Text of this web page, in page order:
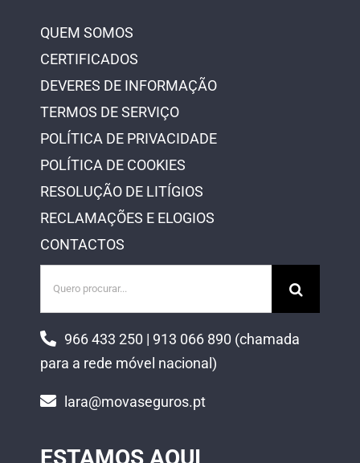
QUEM SOMOS
CERTIFICADOS
DEVERES DE INFORMAÇÃO
TERMOS DE SERVIÇO
POLÍTICA DE PRIVACIDADE
POLÍTICA DE COOKIES
RESOLUÇÃO DE LITÍGIOS
RECLAMAÇÕES E ELOGIOS
CONTACTOS
966 433 250 | 913 066 890 (chamada
para a rede móvel nacional)
lara@movaseguros.pt